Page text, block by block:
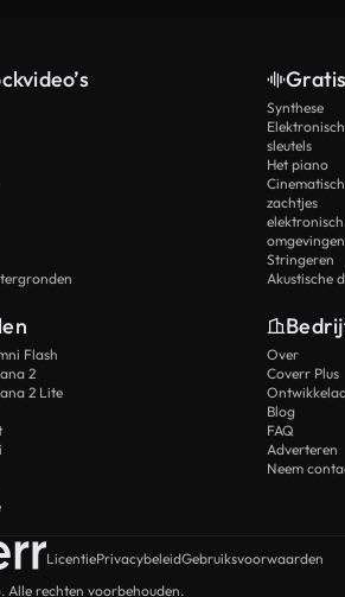
Synthese
sleutels
Het piano
Cinematisch
zachtjes
elektronisch
omgevingen
Stringeren
Akustische
Flash
2
2 Lite
Over
Coverr Plus
Blog
FAQ
Adverteren
Neem
LicentiePrivacybeleidGebruiksvoorwaarden
rechten voorbehouden.